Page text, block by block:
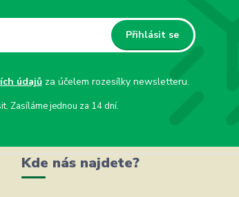
Přihlásit se
údajůza účelem rozesílky newsletteru.
Zasíláme jednou za 14 dní.
Kde nás najdete?